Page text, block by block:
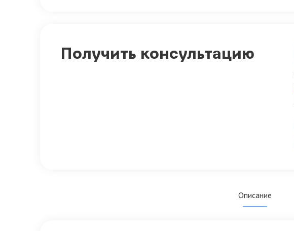
Получить консультацию
Описание